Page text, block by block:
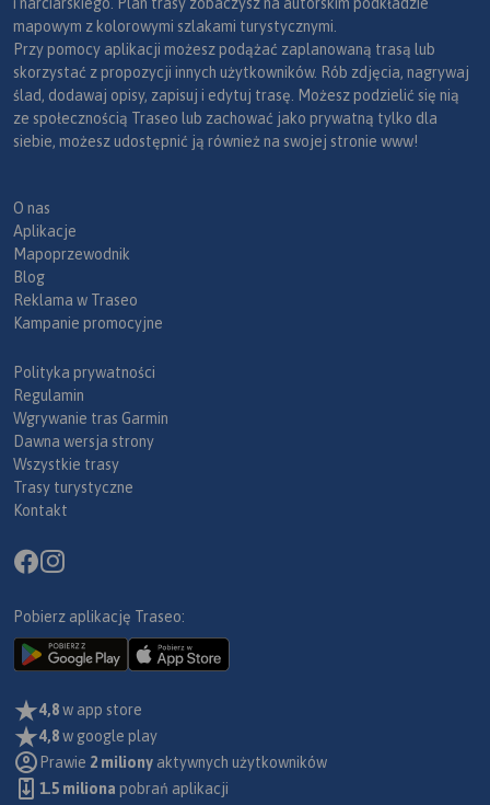
mapowym z kolorowymi szlakami turystycznymi.
Przy pomocy aplikacji możesz podążać zaplanowaną trasą lub
skorzystać z propozycji innych użytkowników. Rób zdjęcia, nagrywaj
ślad, dodawaj opisy, zapisuj i edytuj trasę. Możesz podzielić się nią
ze społecznością Traseo lub zachować jako prywatną tylko dla
siebie, możesz udostępnić ją również na swojej stronie www!
O nas
Aplikacje
Mapoprzewodnik
Blog
Reklama w Traseo
Kampanie promocyjne
Polityka prywatności
Regulamin
Wgrywanie tras Garmin
Dawna wersja strony
Wszystkie trasy
Trasy turystyczne
Kontakt
Pobierz aplikację Traseo:
4,8w app store
4,8w google play
Prawie 2 miliony aktywnych użytkowników
1.5 miliona pobrań aplikacji